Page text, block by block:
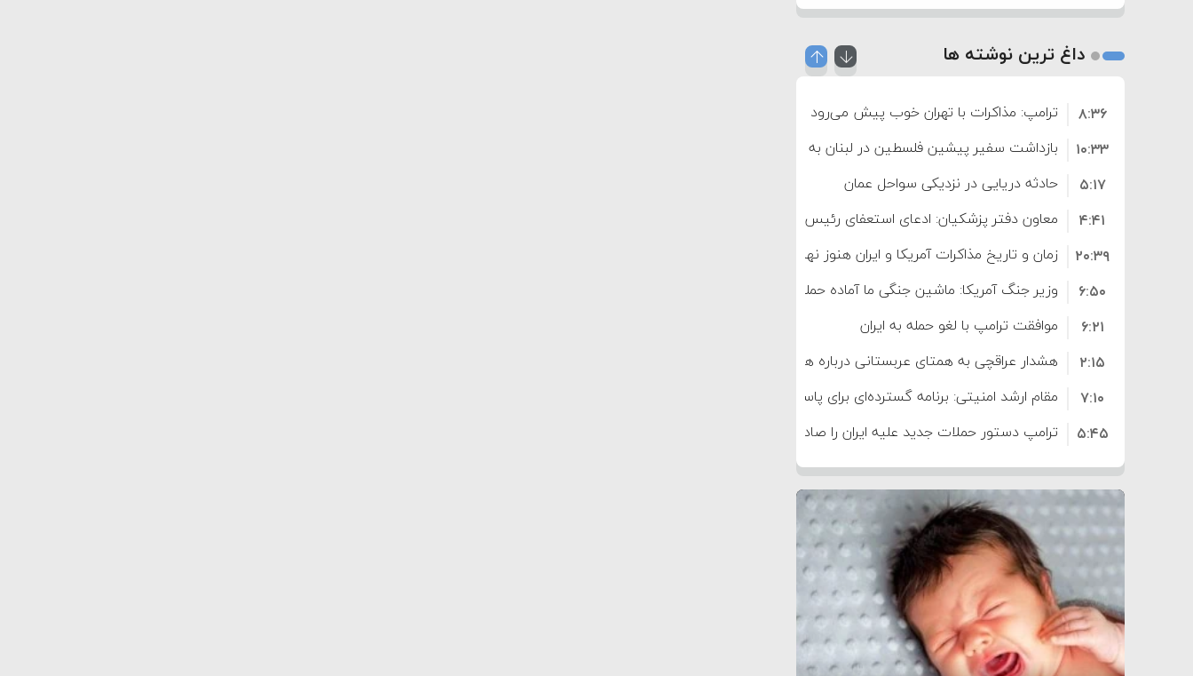
داغ ترین نوشته ها
ترامپ: مذاکرات با تهران خوب پیش می‌رود
۸:۳۶
بازداشت سفیر پیشین فلسطین در لبنان به اتهام فساد و اختلاس اموال
۱۰:۳۳
حادثه دریایی در نزدیکی سواحل عمان
۵:۱۷
معاون دفتر پزشکیان: ادعای استعفای رئیس‌جمهور واهی و کذب محض
است
۴:۴۱
زمان و تاریخ مذاکرات آمریکا و ایران هنوز نهایی نشده است
۲۰:۳۹
وزیر جنگ آمریکا: ماشین جنگی ما آماده حمله نظامی علیه ایران است
۶:۵۰
موافقت ترامپ با لغو حمله به ایران
۶:۲۱
هشدار عراقچی به همتای عربستانی درباره همراهی با آمریکا
۲:۱۵
مقام ارشد امنیتی: برنامه گسترده‌ای برای پاسخ به دیوانگی آمریکا داریم
۷:۱۰
ترامپ دستور حملات جدید علیه ایران را صادر کرد
۵:۴۵
سپاه: دو نفتکش متخلف مورد اصابت قرار گرفته و متوقف شدند
۱۲:۵۹
ترامپ مدعی توافق تاریخی برای خلع سلاح کامل حماس شد
۸:۵۷
اعتراض عراقچی به همتای بلغارستانی به دلیل کمک به آمریکا در حملات به
ایران
۱۶:۱۹
کشورهایی که به متجاوزان کمک می کنند پاسخ سختی خواهند گرفت
۱۰:۱۵
سنتکام پایان تجاوز جدید به ایران را اعلام کرد
۶:۰۵